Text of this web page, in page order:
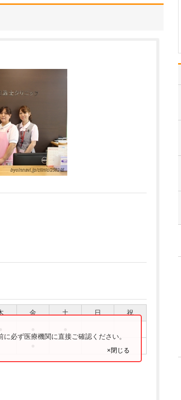
金 土 日 祝
必ず医療機関に直接ご確認ください。
×閉じる
病院を受診した際に「こ